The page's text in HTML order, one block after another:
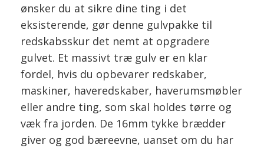
ønsker du at sikre dine ting i det
eksisterende, gør denne gulvpakke til
redskabsskur det nemt at opgradere
gulvet. Et massivt træ gulv er en klar
fordel, hvis du opbevarer redskaber,
maskiner, haveredskaber, haverumsmøbler
eller andre ting, som skal holdes tørre og
væk fra jorden. De 16mm tykke brædder
giver og god bæreevne, uanset om du har